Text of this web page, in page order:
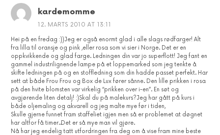
kardemomme
12. MARTS 2010 AT 13:11
Hei på en fredag :))Jeg er også enormt glad i alle slags rødfarger! Alt
fra lilla til oransje og pink ,eller rosa som vi sier i Norge. Det er en
oppkvikkende og glad farge. Ledningen din var jo superflott! Jeg fant en
gammel industrilignende lampe på et loppemarked som jeg tenkte å
skifte ledningen på og en stoffledning som din hadde passet perfekt. Har
sett at både Frou Frou og Box de Lux fører sånne. Den lille prikken i rosa
på den hvite blomsten var virkelig “prikken over i-en”. En søt og
avgjørende liten detalj! :)Skal du på malekurs?Jeg har gått på kurs i
både oljemaling og akvarell og jeg malte mye før i tiden,
Skulle gjerne funnet fram staffeliet igjen men så er problemet at døgnet
har altfor få timer..Det er så mye man vil gjøre.
Nå har jeg endelig tatt utfordringen fra deg om å vise fram mine beste